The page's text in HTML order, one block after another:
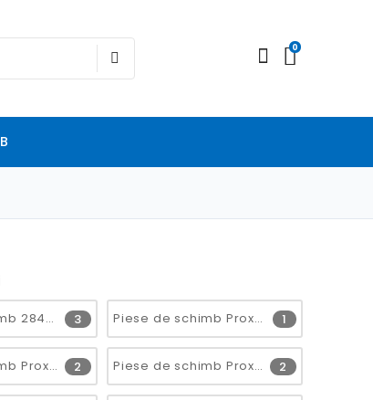
0
Piese de schimb 28440 3 Piese de schimb Proxxon 20165 BFW 40/E, 2013.07 1
Piese de schimb Proxxon 23107 2 Piese de schimb Proxxon 23286 2